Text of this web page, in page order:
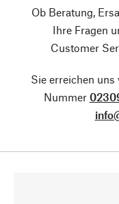
Ob Beratung,
Ihre Fragen
Customer
Sie erreichen
Nummer